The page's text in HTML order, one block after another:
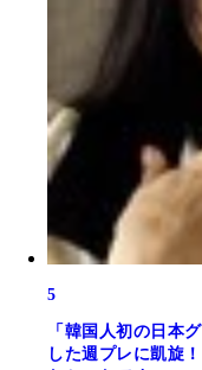
5
「韓国人初の日本
した週プレに凱旋